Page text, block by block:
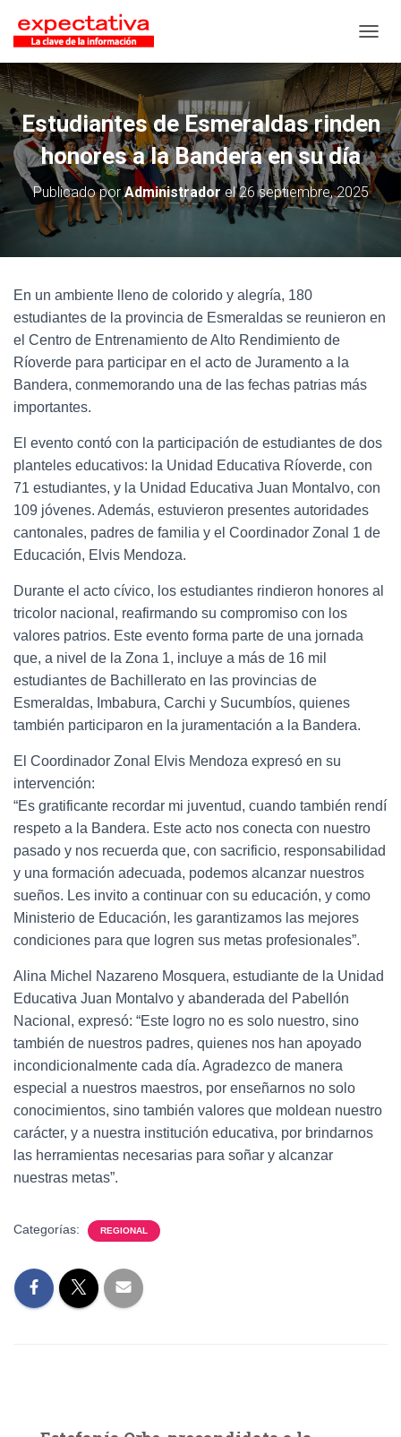
Estudiantes de Esmeraldas rinden
honores a la Bandera en su día
Publicado porAdministradorel26 septiembre, 2025
En un ambiente lleno de colorido y alegría, 180
estudiantes de la provincia de Esmeraldas se reunieron en
el Centro de Entrenamiento de Alto Rendimiento de
Ríoverde para participar en el acto de Juramento a la
Bandera, conmemorando una de las fechas patrias más
importantes.
El evento contó con la participación de estudiantes de dos
planteles educativos: la Unidad Educativa Ríoverde, con
71 estudiantes, y la Unidad Educativa Juan Montalvo, con
109 jóvenes. Además, estuvieron presentes autoridades
cantonales, padres de familia y el Coordinador Zonal 1 de
Educación, Elvis Mendoza.
Durante el acto cívico, los estudiantes rindieron honores al
tricolor nacional, reafirmando su compromiso con los
valores patrios. Este evento forma parte de una jornada
que, a nivel de la Zona 1, incluye a más de 16 mil
estudiantes de Bachillerato en las provincias de
Esmeraldas, Imbabura, Carchi y Sucumbíos, quienes
también participaron en la juramentación a la Bandera.
El Coordinador Zonal Elvis Mendoza expresó en su
intervención:
“Es gratificante recordar mi juventud, cuando también rendí
respeto a la Bandera. Este acto nos conecta con nuestro
pasado y nos recuerda que, con sacrificio, responsabilidad
y una formación adecuada, podemos alcanzar nuestros
sueños. Les invito a continuar con su educación, y como
Ministerio de Educación, les garantizamos las mejores
condiciones para que logren sus metas profesionales”.
Alina Michel Nazareno Mosquera, estudiante de la Unidad
Educativa Juan Montalvo y abanderada del Pabellón
Nacional, expresó: “Este logro no es solo nuestro, sino
también de nuestros padres, quienes nos han apoyado
incondicionalmente cada día. Agradezco de manera
especial a nuestros maestros, por enseñarnos no solo
conocimientos, sino también valores que moldean nuestro
carácter, y a nuestra institución educativa, por brindarnos
las herramientas necesarias para soñar y alcanzar
nuestras metas”.
Categorías: REGIONAL